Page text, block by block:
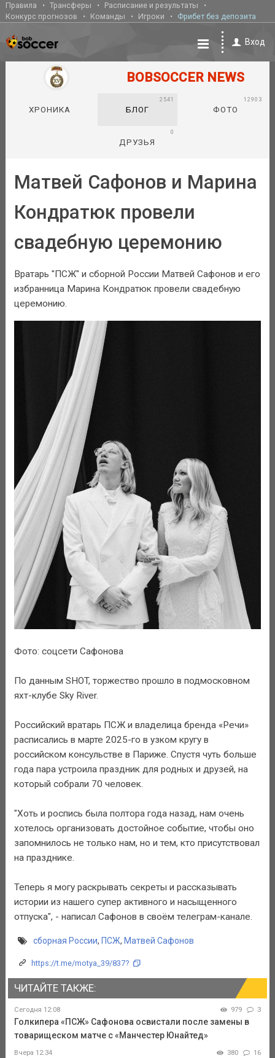
Правила Трансферы
Расписание и результаты
Конкурс прогнозов
Команды Игроки Фрибет без депозита
Вход
BOBSOCCER NEWS
ХРОНИКА БЛОГ
2541
ФОТО
12903
ДРУЗЬЯ
0
Матвей Сафонов и Марина
Кондратюк провели
свадебную церемонию
Вратарь "ПСЖ" и сборной России Матвей Сафонов и его
избранница Марина Кондратюк провели свадебную
церемонию.
Фото: соцсети Сафонова
По данным SHOT, торжество прошло в подмосковном
яхт-клубе Sky River.
Российский вратарь ПСЖ и владелица бренда «Речи»
расписались в марте 2025-го в узком кругу в
российском консульстве в Париже. Спустя чуть больше
года пара устроила праздник для родных и друзей, на
который собрали 70 человек.
"Хоть и роспись была полтора года назад, нам очень
хотелось организовать достойное событие, чтобы оно
запомнилось не только нам, но и тем, кто присутствовал
на празднике.
Теперь я могу раскрывать секреты и рассказывать
истории из нашего супер активного и насыщенного
отпуска", - написал Сафонов в своём телеграм-канале.
сборная России, ПСЖ, Матвей Сафонов
https://t.me/motya_39/837?
ЧИТАЙТЕ ТАКЖЕ:
Сегодня 12:08 979 3
Голкипера «ПСЖ» Сафонова освистали после замены в
товарищеском матче с «Манчестер Юнайтед»
Вчера 12:34 380 16